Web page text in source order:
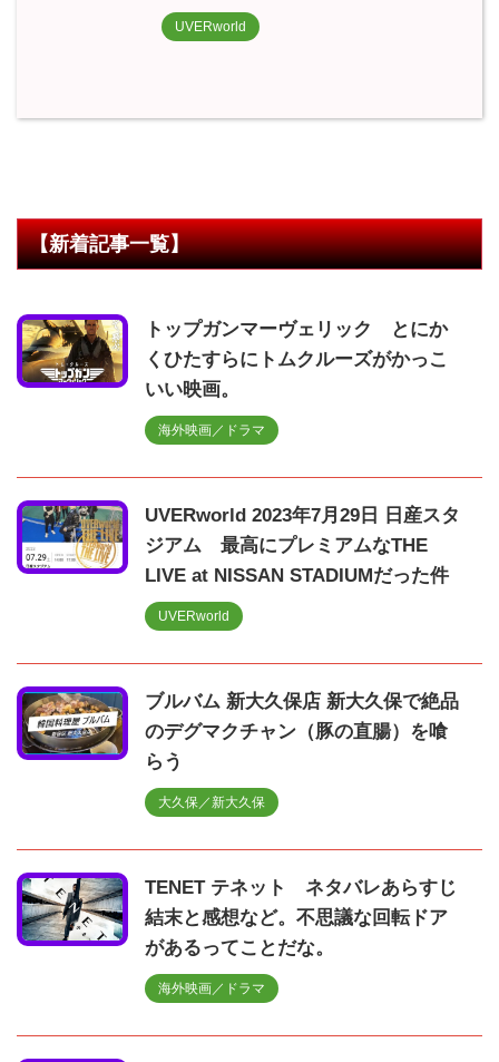
UVERworld
【新着記事一覧】
トップガンマーヴェリック とにか
くひたすらにトムクルーズがかっこ
いい映画。
海外映画／ドラマ
UVERworld 2023年7月29日 日産スタ
ジアム 最高にプレミアムなTHE
LIVE at NISSAN STADIUMだった件
UVERworld
ブルバム 新大久保店 新大久保で絶品
のデグマクチャン（豚の直腸）を喰
らう
大久保／新大久保
TENET テネット ネタバレあらすじ
結末と感想など。不思議な回転ドア
があるってことだな。
海外映画／ドラマ